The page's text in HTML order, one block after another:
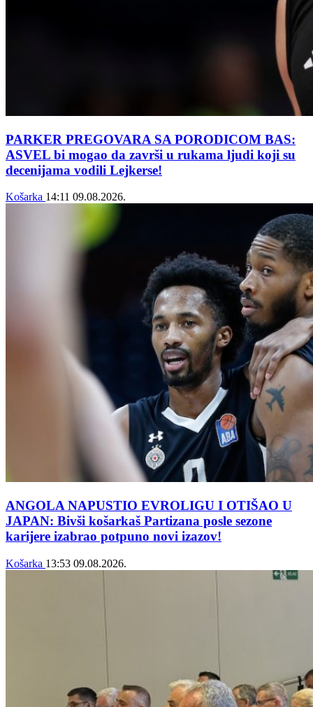
PARKER PREGOVARA SA PORODICOM BAS:
ASVEL bi mogao da završi u rukama ljudi koji su
decenijama vodili Lejkerse!
Košarka 14:11 09.08.2026.
ANGOLA NAPUSTIO EVROLIGU I OTIŠAO U
JAPAN: Bivši košarkaš Partizana posle sezone
karijere izabrao potpuno novi izazov!
Košarka 13:53 09.08.2026.